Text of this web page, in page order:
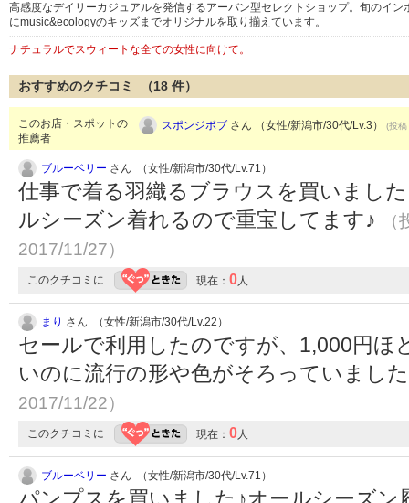
高感度なデイリーカジュアルを発信するアーバン型セレクトショップ。旬のイ
にmusic&ecologyのキッズまでオリジナルを取り揃えています。
ナチュラルでスウィートな全ての女性に向けて。
おすすめのクチコミ （18 件）
このお店・スポットの
推薦者
スポンジボブ さん （女性/新潟市/30代/Lv.3） (投
ブルーベリー さん （女性/新潟市/30代/Lv.71）
仕事で着る羽織るブラウスを買いまし
ルシーズン着れるので重宝してます♪
2017/11/27）
このクチコミに 現在： 0人
まり さん （女性/新潟市/30代/Lv.22）
セールで利用したのですが、1,000円ほ
いのに流行の形や色がそろっていまし
2017/11/22）
このクチコミに 現在： 0人
ブルーベリー さん （女性/新潟市/30代/Lv.71）